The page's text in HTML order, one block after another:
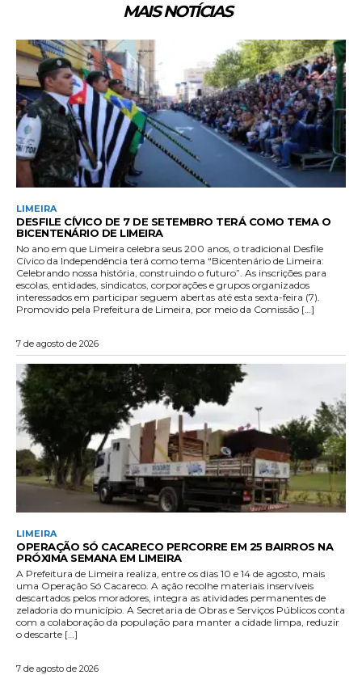
MAIS NOTÍCIAS
LIMEIRA
DESFILE CÍVICO DE 7 DE SETEMBRO TERÁ COMO TEMA O
BICENTENÁRIO DE LIMEIRA
No ano em que Limeira celebra seus 200 anos, o tradicional Desfile
Cívico da Independência terá como tema “Bicentenário de Limeira:
Celebrando nossa história, construindo o futuro”. As inscrições para
escolas, entidades, sindicatos, corporações e grupos organizados
interessados em participar seguem abertas até esta sexta-feira (7).
Promovido pela Prefeitura de Limeira, por meio da Comissão […]
7 de agosto de 2026
LIMEIRA
OPERAÇÃO SÓ CACARECO PERCORRE EM 25 BAIRROS NA
PRÓXIMA SEMANA EM LIMEIRA
A Prefeitura de Limeira realiza, entre os dias 10 e 14 de agosto, mais
uma Operação Só Cacareco. A ação recolhe materiais inservíveis
descartados pelos moradores, integra as atividades permanentes de
zeladoria do município. A Secretaria de Obras e Serviços Públicos conta
com a colaboração da população para manter a cidade limpa, reduzir
o descarte […]
7 de agosto de 2026